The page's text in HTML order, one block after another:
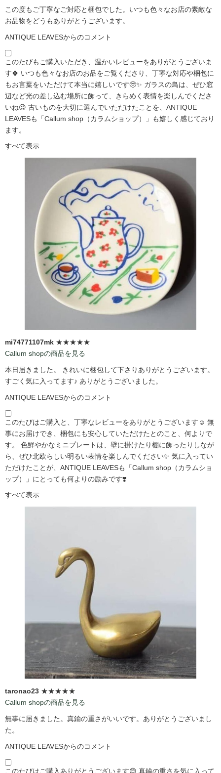
この度もご丁寧なご対応と梱包でした。いつも色々なお店の素敵な
お品物をどうもありがとうございます。
ANTIQUE LEAVESからのコメント
このたびもご購入いただき、温かいレビューをありがとうございま
す🍀 いつも色々なお店のお品をご覧くださり、丁寧な対応や梱包に
もお言葉をいただけて本当に嬉しいです🥺✨ ガラスの鳥は、ぜひ窓
辺など光の差し込む場所に飾って、きらめく表情を楽しんでくださ
いね😉 古いものを大切に選んでいただけたことを、ANTIQUE
LEAVESも「Callum shop（カラムショップ）」も嬉しく感じており
ます。
すべて表示
mi74771107mk ★★★★★
Callum shopの商品を見る
本日届きました。 きれいに梱包して下さりありがとうございます。
すごく気に入ってます♪ ありがとうございました。
ANTIQUE LEAVESからのコメント
このたびはご購入と、丁寧なレビューをありがとうございます☺️ 無
事にお届けでき、梱包にも安心していただけたとのこと、何よりで
す。 色鮮やかなミニプレートは、壁に掛けたり棚に飾ったりしなが
ら、ぜひ北欧らしい明るい表情を楽しんでください✨ 気に入ってい
ただけたことが、ANTIQUE LEAVESも「Callum shop（カラムショ
ップ）」にとっても何よりの励みです❣️
すべて表示
taronao23 ★★★★★
Callum shopの商品を見る
無事に届きました。真鍮の重さがいいです。ありがとうございまし
た。
ANTIQUE LEAVESからのコメント
このたびはご購入ありがとうございます😊 真鍮の重さを気に入って